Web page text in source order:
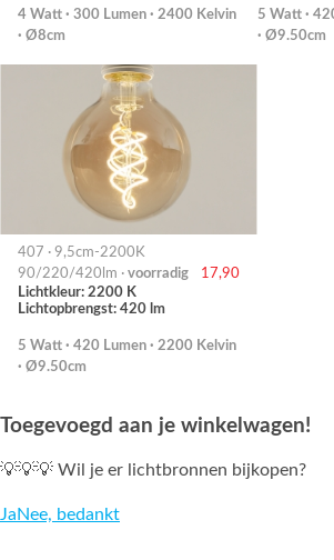
4 Watt · 300 Lumen · 2400 Kelvin
· Ø8cm
5 Watt ·
· Ø9.50cm
407 · 9,5cm-2200K
90/220/420lm · voorradig
17,90
Lichtkleur: 2200 K
Lichtopbrengst: 420 lm
5 Watt · 420 Lumen · 2200 Kelvin
· Ø9.50cm
Toegevoegd aan je winkelwagen!
💡💡💡 Wil je er lichtbronnen bijkopen?
JaNee, bedankt